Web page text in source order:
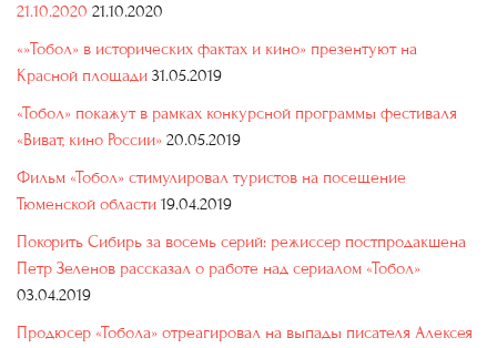
21.10.2020 21.10.2020
«»Тобол» в исторических фактах и кино» презентуют на
Красной площади 31.05.2019
«Тобол» покажут в рамках конкурсной программы фестиваля
«Виват, кино России» 20.05.2019
Фильм «Тобол» стимулировал туристов на посещение
Тюменской области 19.04.2019
Покорить Сибирь за восемь серий: режиссер постпродакшена
Петр Зеленов рассказал о работе над сериалом «Тобол»
03.04.2019
Продюсер «Тобола» отреагировал на выпады писателя Алексея